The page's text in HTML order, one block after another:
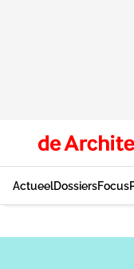
ActueelDossiersFocus